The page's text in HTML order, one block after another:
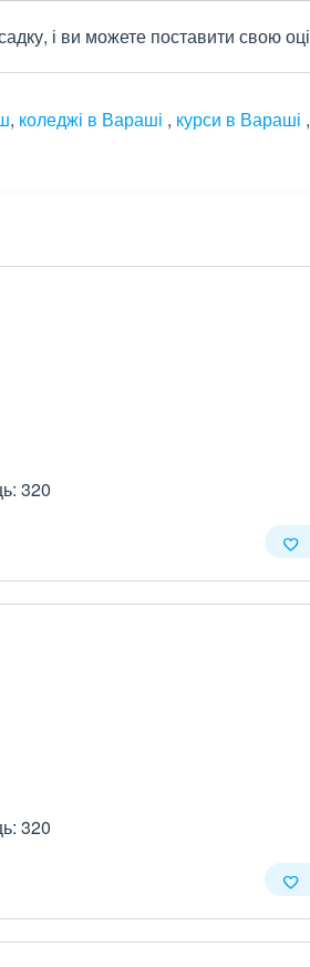
і ви можете поставити свою
, коледжі в Вараші , курси в Вараші ,
320
320